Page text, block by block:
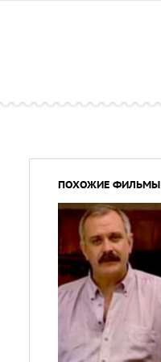
ПОХОЖИЕ ФИЛЬМЫ